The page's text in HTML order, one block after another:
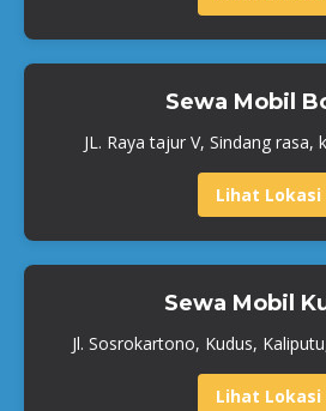
Sewa Mobil
JL. Raya tajur V, Sindang
Lihat Lokasi
Sewa Mobil
Jl. Sosrokartono, Kudus,
Lihat Lokasi